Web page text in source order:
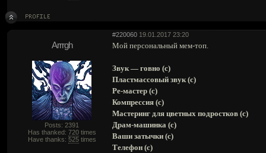
#220060 19.01.2017 23:20
Arrrgh
Posts: 2391
Has thanked: 720times
Have thanks: 525times
Мой персональный мем-топ.
Звук — говно (с)
Пластмассовый звук (с)
Ре-мастер (с)
Компрессия (с)
Мастеринг для цветных подростков (с)
Драм-машинка (с)
Ваши затычки (с)
Телефон (с)